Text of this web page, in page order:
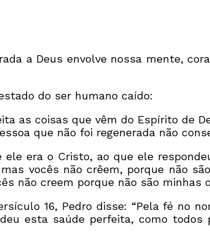
a Deus envolve nossa mente,
do ser humano caído:
as coisas que vêm do Espírito de
que não foi regenerada não
era o Cristo, ao que ele
vocês não crêem, porque não
não creem porque não são minhas
16, Pedro disse: “Pela fé no
esta saúde perfeita, como todos